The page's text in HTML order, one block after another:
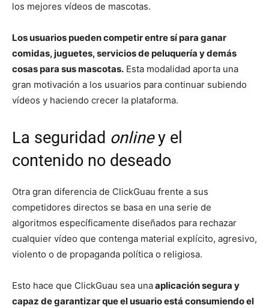
los mejores vídeos de mascotas.
Los usuarios pueden competir entre sí para ganar
comidas, juguetes, servicios de peluquería y demás
cosas para sus mascotas. Esta modalidad aporta una
gran motivación a los usuarios para continuar subiendo
vídeos y haciendo crecer la plataforma.
La seguridad onliney el
contenido no deseado
Otra gran diferencia de ClickGuau frente a sus
competidores directos se basa en una serie de
algoritmos específicamente diseñados para rechazar
cualquier vídeo que contenga material explícito, agresivo,
violento o de propaganda política o religiosa.
Esto hace que ClickGuau sea unaaplicación segura y
capaz de garantizar que el usuario está consumiendo el